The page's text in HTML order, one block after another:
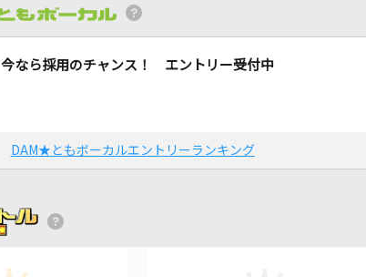
今なら採用のチャンス！ エントリー受付中
DAM★ともボーカルエントリーランキング